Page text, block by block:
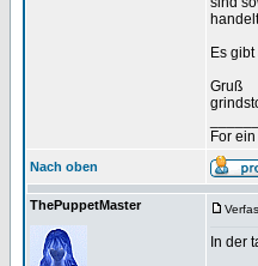
Es
Gruß
For
Nach oben
ThePuppetMaster
In der